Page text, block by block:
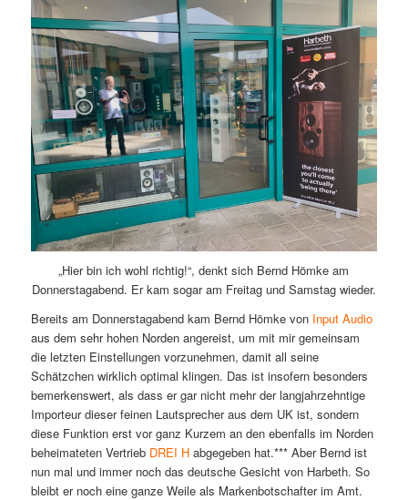
„Hier bin ich wohl richtig!“, denkt sich Bernd Hömke am
Donnerstagabend. Er kam sogar am Freitag und Samstag wieder.
Bereits am Donnerstagabend kam Bernd Hömke von Input Audio
aus dem sehr hohen Norden angereist, um mit mir gemeinsam
die letzten Einstellungen vorzunehmen, damit all seine
Schätzchen wirklich optimal klingen. Das ist insofern besonders
bemerkenswert, als dass er gar nicht mehr der langjahrzehntige
Importeur dieser feinen Lautsprecher aus dem UK ist, sondern
diese Funktion erst vor ganz Kurzem an den ebenfalls im Norden
beheimateten Vertrieb DREI Habgegeben hat.*** Aber Bernd ist
nun mal und immer noch das deutsche Gesicht von Harbeth. So
bleibt er noch eine ganze Weile als Markenbotschafter im Amt.